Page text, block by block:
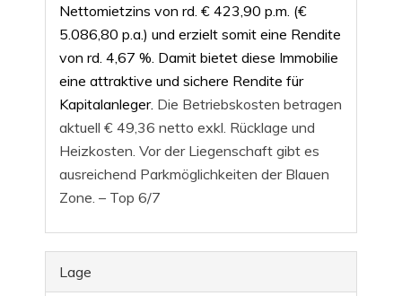
Nettomietzins von rd. € 423,90 p.m. (€
5.086,80 p.a.) und erzielt somit eine Rendite
von rd. 4,67 %. Damit bietet diese Immobilie
eine attraktive und sichere Rendite für
Kapitalanleger. Die Betriebskosten betragen
aktuell € 49,36 netto exkl. Rücklage und
Heizkosten. Vor der Liegenschaft gibt es
ausreichend Parkmöglichkeiten der Blauen
Zone. – Top 6/7
Lage